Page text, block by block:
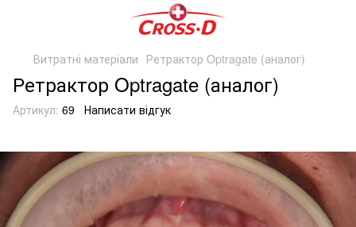
Витратні матеріали Ретрактор Optragate (аналог)
Ретрактор Optragate (аналог)
Артикул: 69 Написати відгук